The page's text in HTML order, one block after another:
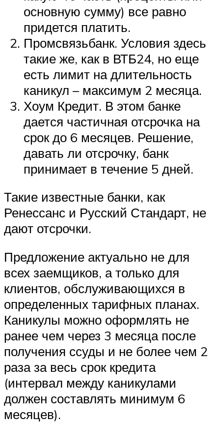
основную сумму) все равно
придется платить.
Промсвязьбанк. Условия здесь
такие же, как в ВТБ24, но еще
есть лимит на длительность
каникул – максимум 2 месяца.
Хоум Кредит. В этом банке
дается частичная отсрочка на
срок до 6 месяцев. Решение,
давать ли отсрочку, банк
принимает в течение 5 дней.
Такие известные банки, как
Ренессанс и Русский Стандарт, не
дают отсрочки.
Предложение актуально не для
всех заемщиков, а только для
клиентов, обслуживающихся в
определенных тарифных планах.
Каникулы можно оформлять не
ранее чем через 3 месяца после
получения ссуды и не более чем 2
раза за весь срок кредита
(интервал между каникулами
должен составлять минимум 6
месяцев).